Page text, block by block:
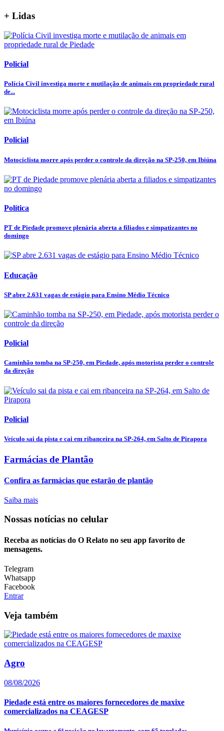
+ Lidas
Policial
Polícia Civil investiga morte e mutilação de animais em propriedade rural
de...
Policial
Motociclista morre após perder o controle da direção na SP-250, em Ibiúna
Política
PT de Piedade promove plenária aberta a filiados e simpatizantes no
domingo
Educação
SP abre 2.631 vagas de estágio para Ensino Médio Técnico
Policial
Caminhão tomba na SP-250, em Piedade, após motorista perder o controle
da direção
Policial
Veículo sai da pista e cai em ribanceira na SP-264, em Salto de Pirapora
Farmácias de Plantão
Confira as farmácias que estarão de plantão
Saiba mais
Nossas notícias no celular
Receba as notícias do O Relato no seu app favorito de
mensagens.
Telegram
Whatsapp
Facebook
Entrar
Veja também
Agro
08/08/2026
Piedade está entre os maiores fornecedores de maxixe
comercializados na CEAGESP